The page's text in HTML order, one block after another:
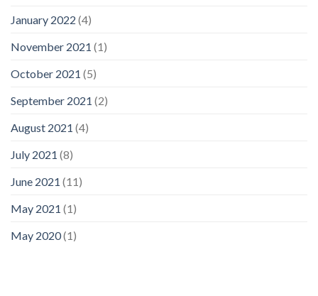
January 2022 (4)
November 2021 (1)
October 2021 (5)
September 2021 (2)
August 2021 (4)
July 2021 (8)
June 2021 (11)
May 2021 (1)
May 2020(1)